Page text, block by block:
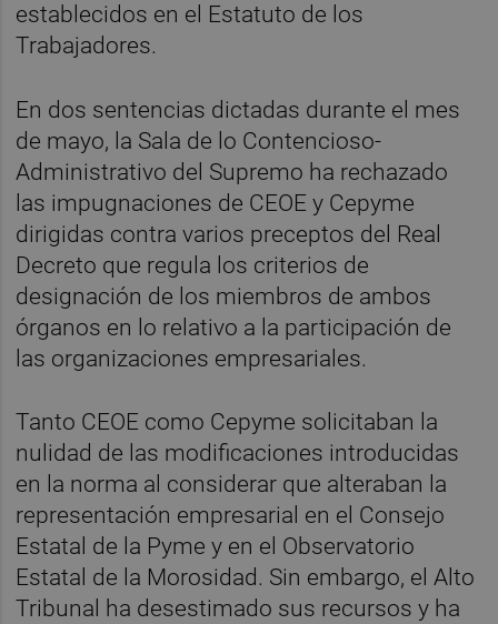
establecidos en el Estatuto de los
Trabajadores.
En dos sentencias dictadas durante el mes
de mayo, la Sala de lo Contencioso-
Administrativo del Supremo ha rechazado
las impugnaciones de CEOE y Cepyme
dirigidas contra varios preceptos del Real
Decreto que regula los criterios de
designación de los miembros de ambos
órganos en lo relativo a la participación de
las organizaciones empresariales.
Tanto CEOE como Cepyme solicitaban la
nulidad de las modificaciones introducidas
en la norma al considerar que alteraban la
representación empresarial en el Consejo
Estatal de la Pyme y en el Observatorio
Estatal de la Morosidad. Sin embargo, el Alto
Tribunal ha desestimado sus recursos y ha